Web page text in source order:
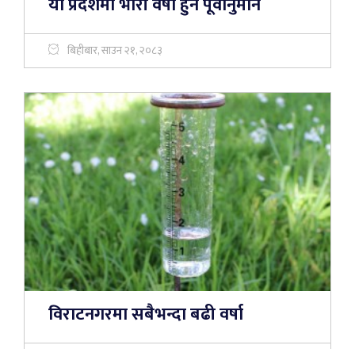
बिहीबार, साउन २१, २०८३
विराटनगरमा सबैभन्दा बढी वर्षा